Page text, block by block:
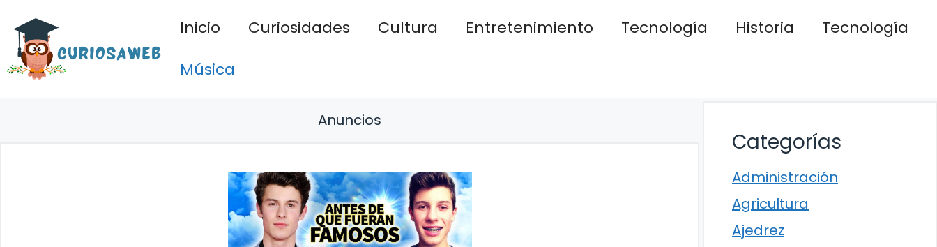
contenido
Inicio Curiosidades Cultura Entretenimiento Tecnología Historia
Tecnología
Música
Anuncios
Categorías
Administración
Agricultura
Ajedrez